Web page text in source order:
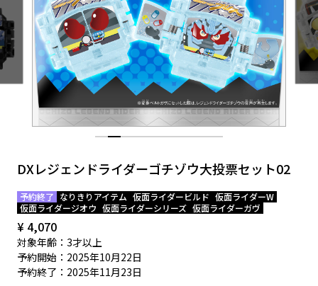
SHOP
EVENT
DXレジェンドライダーゴチゾウ大投票セット02
予約終了 なりきりアイテム 仮面ライダービルド 仮面ライダーW
仮面ライダージオウ 仮面ライダーシリーズ 仮面ライダーガヴ
¥ 4,070
対象年齢：3才以上
予約開始：2025年10月22日
予約終了：2025年11月23日